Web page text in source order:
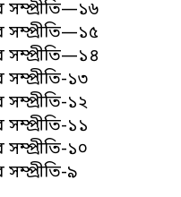
সম্প্রীতি—১৬
১৩
১২
১১
১০
৯